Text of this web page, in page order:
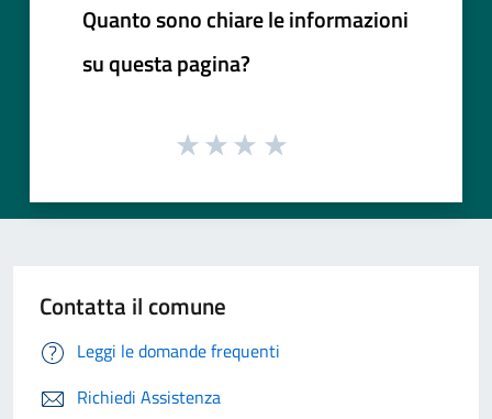
Quanto sono chiare le informazioni
su questa pagina?
Contatta il comune
Leggi le domande frequenti
Richiedi Assistenza